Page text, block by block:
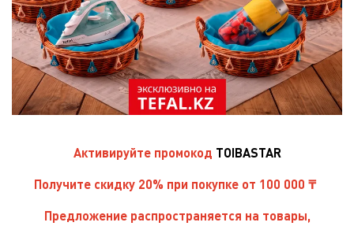
Активируйте промокод TOIBASTAR
Получите скидку 20% при покупке от 100 000 ₸
Предложение распространяется на товары,